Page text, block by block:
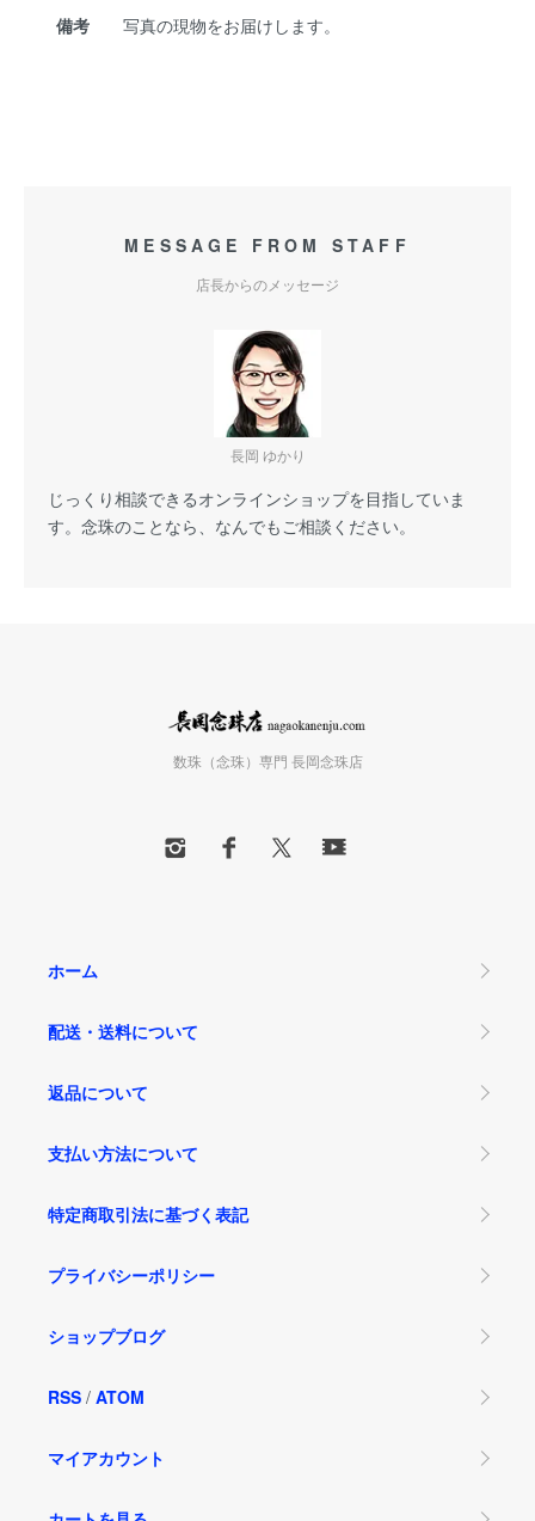
備考
写真の現物をお届けします。
MESSAGE FROM STAFF
店長からのメッセージ
長岡 ゆかり
じっくり相談できるオンラインショップを目指していま
す。念珠のことなら、なんでもご相談ください。
数珠（念珠）専門 長岡念珠店
ホーム
配送・送料について
返品について
支払い方法について
特定商取引法に基づく表記
プライバシーポリシー
ショップブログ
RSS / ATOM
マイアカウント